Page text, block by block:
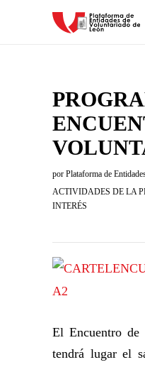
por Plataforma de
ACTIVIDADES DE LA
INTERÉS
El Encuentro de
tendrá lugar el